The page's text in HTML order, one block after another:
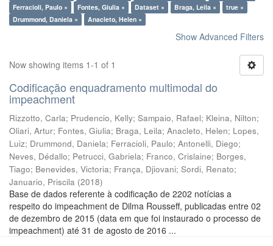
Ferracioli, Paulo ×
Fontes, Giulia × Dataset × Braga, Leila ×
true ×
Drummond, Daniela ×
Anacleto, Helen ×
Show Advanced Filters
Now showing items 1-1 of 1
Codificação enquadramento multimodal do
impeachment
Rizzotto, Carla; Prudencio, Kelly; Sampaio, Rafael; Kleina, Nilton;
Oliari, Artur; Fontes, Giulia; Braga, Leila; Anacleto, Helen; Lopes,
Luiz; Drummond, Daniela; Ferracioli, Paulo; Antonelli, Diego;
Neves, Dédallo; Petrucci, Gabriela; Franco, Crislaine; Borges,
Tiago; Benevides, Victoria; França, Djiovani; Sordi, Renato;
Januario, Priscila (2018)
Base de dados referente à codificação de 2202 notícias a
respeito do impeachment de Dilma Rousseff, publicadas entre 02
de dezembro de 2015 (data em que foi instaurado o processo de
impeachment) até 31 de agosto de 2016 ...